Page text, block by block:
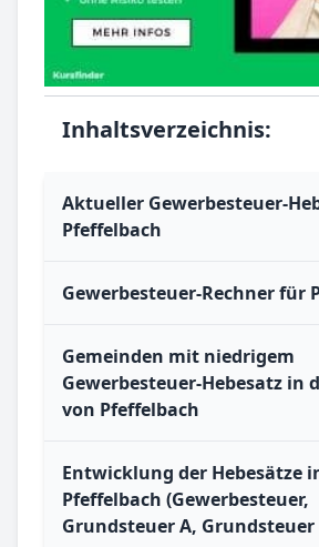
Inhaltsverzeichnis:
Aktueller Gewerbesteuer-
Pfeffelbach
Gewerbesteuer-Rechner für
Gemeinden mit niedrigem
Gewerbesteuer-Hebesatz in
von Pfeffelbach
Entwicklung der Hebesätze
Pfeffelbach (Gewerbesteuer,
Grundsteuer A, Grundsteuer